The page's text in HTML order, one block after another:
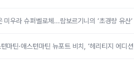
우라 슈퍼벨로체...람보르기니의 ‘초경량 유산’
마틴·애스턴마틴 뉴포트 비치, ‘헤리티지 에디션